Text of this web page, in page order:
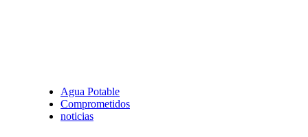
Agua Potable
Comprometidos
noticias